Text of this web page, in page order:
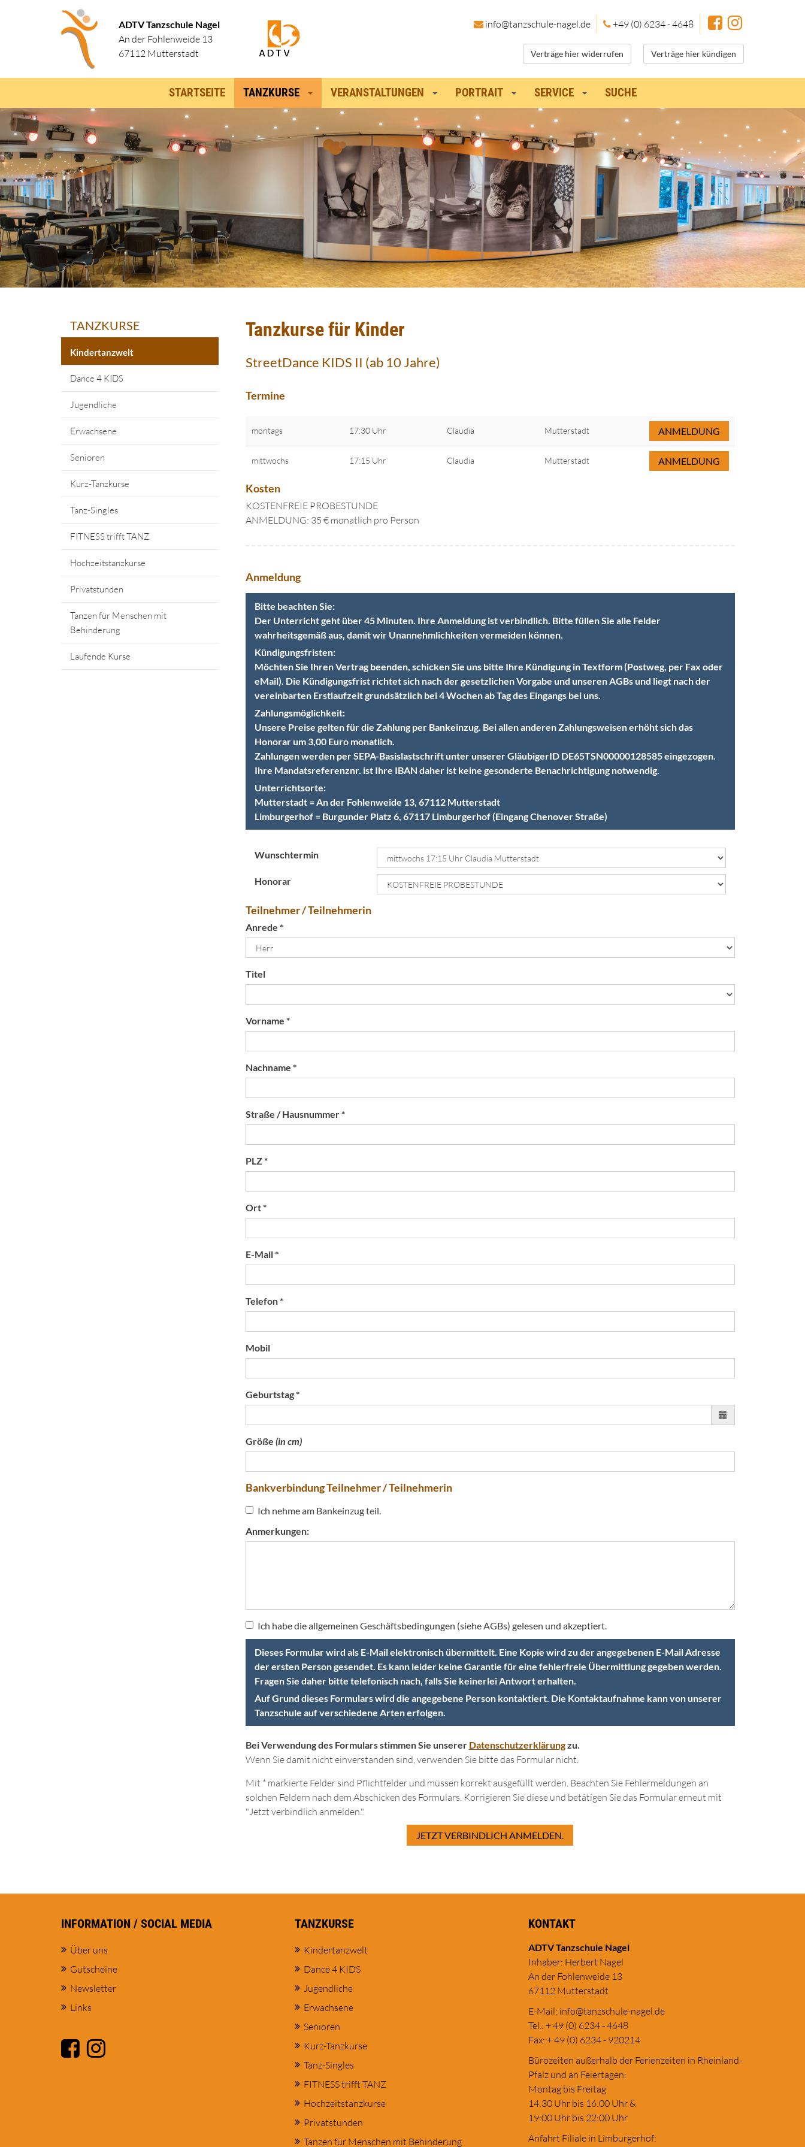
ADTV Tanzschule Nagel
An der Fohlenweide 13
67112 Mutterstadt
info@tanzschule-nagel.de +49 (0) 6234 - 4648
Verträge hier widerrufen Verträge hier kündigen
STARTSEITE TANZKURSE VERANSTALTUNGEN PORTRAIT SERVICE SUCHE
Tanzkurse für Kinder
StreetDance KIDS II (ab 10 Jahre)
Termine
montags 17:30 Uhr Claudia Mutterstadt ANMELDUNG
mittwochs 17:15 Uhr Claudia Mutterstadt ANMELDUNG
Kosten
KOSTENFREIE PROBESTUNDE
ANMELDUNG: 35 € monatlich pro Person
Anmeldung
Bitte beachten Sie:
Der Unterricht geht über 45 Minuten. Ihre Anmeldung ist verbindlich. Bitte füllen Sie alle Felder
wahrheitsgemäß aus, damit wir Unannehmlichkeiten vermeiden können.
Kündigungsfristen:
Möchten Sie Ihren Vertrag beenden, schicken Sie uns bitte Ihre Kündigung in Textform (Postweg, per Fax oder
eMail). Die Kündigungsfrist richtet sich nach der gesetzlichen Vorgabe und unseren AGBs und liegt nach der
vereinbarten Erstlaufzeit grundsätzlich bei 4 Wochen ab Tag des Eingangs bei uns.
Zahlungsmöglichkeit:
Unsere Preise gelten für die Zahlung per Bankeinzug. Bei allen anderen Zahlungsweisen erhöht sich das
Honorar um 3,00 Euro monatlich.
Zahlungen werden per SEPA-Basislastschrift unter unserer GläubigerID DE65TSN00000128585 eingezogen.
Ihre Mandatsreferenznr. ist Ihre IBAN daher ist keine gesonderte Benachrichtigung notwendig.
Unterrichtsorte:
Mutterstadt = An der Fohlenweide 13, 67112 Mutterstadt
Limburgerhof = Burgunder Platz 6, 67117 Limburgerhof (Eingang Chenover Straße)
Wunschtermin
Honorar
Teilnehmer / Teilnehmerin
Anrede *
Titel
Vorname *
Nachname *
Straße / Hausnummer *
PLZ *
Ort *
E-Mail *
Telefon *
Mobil
Geburtstag *
Größe (in cm)
Bankverbindung Teilnehmer / Teilnehmerin
Ich nehme am Bankeinzug teil.
Anmerkungen:
Ich habe die allgemeinen Geschäftsbedingungen (siehe AGBs) gelesen und akzeptiert.
Dieses Formular wird als E-Mail elektronisch übermittelt. Eine Kopie wird zu der angegebenen E-Mail Adresse
der ersten Person gesendet. Es kann leider keine Garantie für eine fehlerfreie Übermittlung gegeben werden.
Fragen Sie daher bitte telefonisch nach, falls Sie keinerlei Antwort erhalten.
Auf Grund dieses Formulars wird die angegebene Person kontaktiert. Die Kontaktaufnahme kann von unserer
Tanzschule auf verschiedene Arten erfolgen.
Bei Verwendung des Formulars stimmen Sie unserer Datenschutzerklärungzu.
Wenn Sie damit nicht einverstanden sind, verwenden Sie bitte das Formular nicht.
Mit * markierte Felder sind Pflichtfelder und müssen korrekt ausgefüllt werden. Beachten Sie Fehlermeldungen an
solchen Feldern nach dem Abschicken des Formulars. Korrigieren Sie diese und betätigen Sie das Formular erneut mit
"Jetzt verbindlich anmelden.".
JETZT VERBINDLICH ANMELDEN.
TANZKURSE
Kindertanzwelt
Dance 4 KIDS
Jugendliche
Erwachsene
Senioren
Kurz-Tanzkurse
Tanz-Singles
FITNESS trifft TANZ
Hochzeitstanzkurse
Privatstunden
Tanzen für Menschen mit
Behinderung
Laufende Kurse
INFORMATION / SOCIAL MEDIA
Über uns
Gutscheine
Newsletter
Links
TANZKURSE
Kindertanzwelt
Dance 4 KIDS
Jugendliche
Erwachsene
Senioren
Kurz-Tanzkurse
Tanz-Singles
FITNESS trifft TANZ
Hochzeitstanzkurse
Privatstunden
Tanzen für Menschen mit Behinderung
KONTAKT
ADTV Tanzschule Nagel
Inhaber: Herbert Nagel
An der Fohlenweide 13
67112 Mutterstadt
E-Mail: info@tanzschule-nagel.de
Tel.: + 49 (0) 6234 - 4648
Fax: + 49 (0) 6234 - 920214
Bürozeiten außerhalb der Ferienzeiten in Rheinland-
Pfalz und an Feiertagen:
Montag bis Freitag
14:30 Uhr bis 16:00 Uhr &
19:00 Uhr bis 22:00 Uhr
Anfahrt Filiale in Limburgerhof: